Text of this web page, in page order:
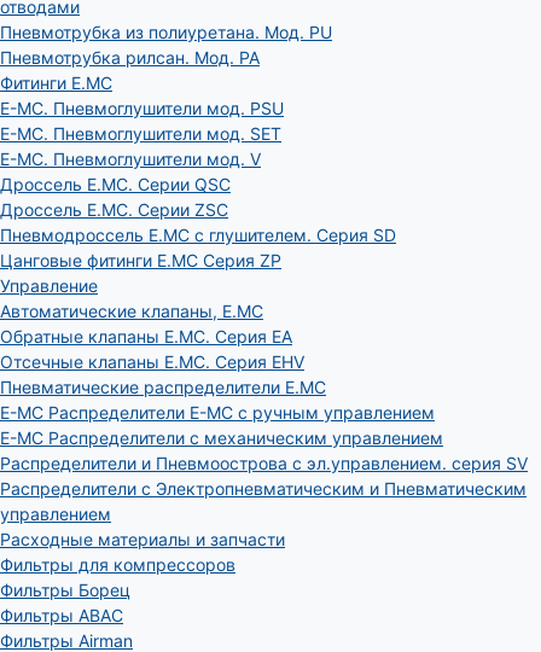
отводами
Пневмотрубка из полиуретана. Мод. РU
Пневмотрубка рилсан. Мод. PA
Фитинги E.MC
E-MC. Пневмоглушители мод. PSU
E-MC. Пневмоглушители мод. SET
E-MC. Пневмоглушители мод. V
Дроссель E.MC. Серии QSC
Дроссель E.MC. Серии ZSC
Пневмодроссель E.MC с глушителем. Серия SD
Цанговые фитинги E.MC Серия ZP
Управление
Автоматические клапаны, Е.МС
Обратные клапаны E.MC. Серия EA
Отсечные клапаны E.MC. Серия EHV
Пневматические распределители E.MC
E-MC Распределители E-MC с ручным управлением
E-MC Распределители с механическим управлением
Распределители и Пневмоострова с эл.управлением. серия SV
Распределители с Электропневматическим и Пневматическим
управлением
Расходные материалы и запчасти
Фильтры для компрессоров
Фильтры Борец
Фильтры ABAC
Фильтры Airman